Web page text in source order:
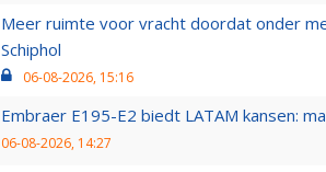
Meer ruimte voor vracht doordat onder
Schiphol
06-08-2026, 15:16
Embraer E195-E2 biedt LATAM kansen:
06-08-2026, 14:27